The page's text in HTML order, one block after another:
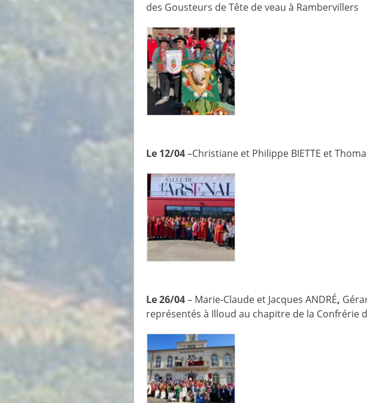
des Gousteurs de Tête de veau à Rambervillers
Le 12/04–Christiane et Philippe BIETTE et
Le 26/04– Marie-Claude et Jacques ANDRÉ,
représentés à Illoud au chapitre de la Confrérie